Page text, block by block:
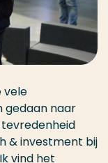
vele
gedaan naar
& investment bij
vind het